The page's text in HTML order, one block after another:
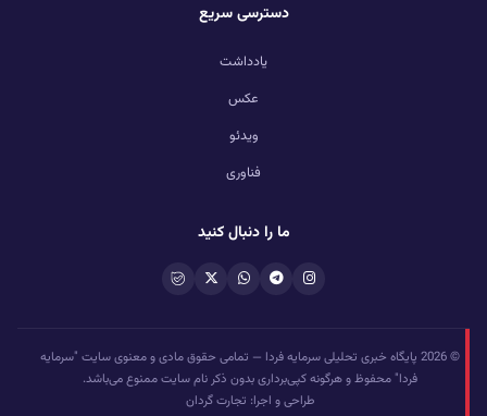
دسترسی سریع
یادداشت
عکس
ویدئو
فناوری
ما را دنبال کنید
© 2026 پایگاه خبری تحلیلی سرمایه فردا — تمامی حقوق مادی و معنوی سایت "سرمایه
فردا" محفوظ و هرگونه کپی‌برداری بدون ذکر نام سایت ممنوع می‌باشد.
طراحی و اجرا: تجارت گردان